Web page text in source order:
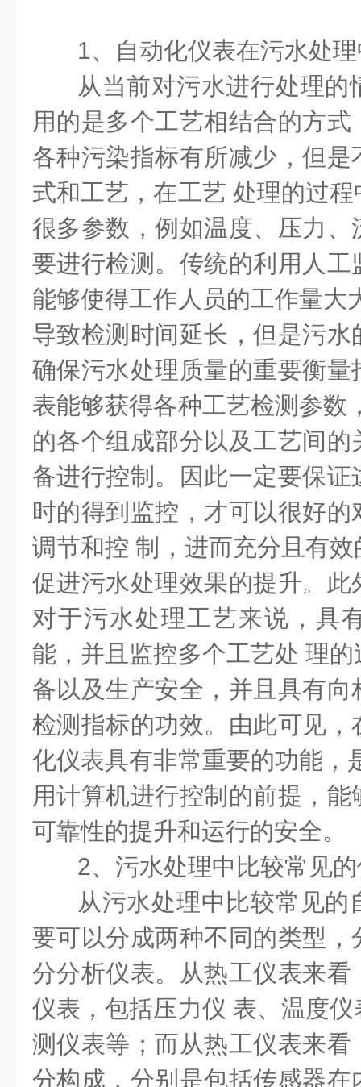
1、自动化仪表在污水处
从当前对污水进行处理的
用的是多个工艺相结合的方
各种污染指标有所减少，但
式和工艺，在工艺 处理的过
很多参数，例如温度、压力
要进行检测。传统的利用人
能够使得工作人员的工作量大
导致检测时间延长，但是污
确保污水处理质量的重要衡
表能够获得各种工艺检测参数
的各个组成部分以及工艺间
备进行控制。因此一定要保
时的得到监控，才可以很好
调节和控 制，进而充分且有
促进污水处理效果的提升。
对于污水处理工艺来说，具
能，并且监控多个工艺处 理
备以及生产安全，并且具有
检测指标的功效。由此可见
化仪表具有非常重要的功能，
用计算机进行控制的前提，
可靠性的提升和运行的安全。
2、污水处理中比较常见
从污水处理中比较常见的
要可以分成两种不同的类型
分分析仪表。从热工仪表来
仪表，包括压力仪 表、温度
测仪表等；而从热工仪表来
分构成，分别是包括传感器